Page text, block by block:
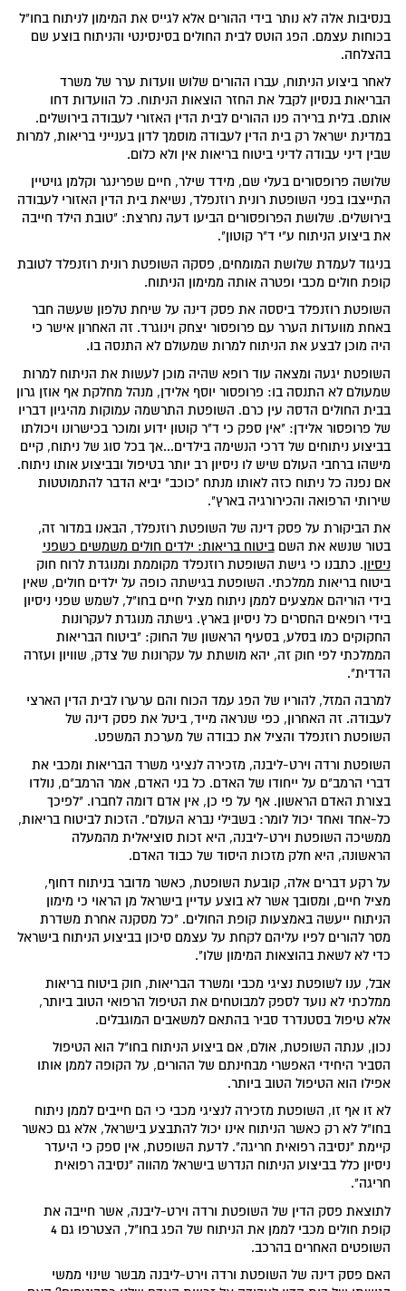
בנסיבות אלה לא נותר בידי ההורים אלא לגייס את המימון לניתוח בחו"ל
בכוחות עצמם. הפג הוטס לבית החולים בסינסינטי והניתוח בוצע שם
בהצלחה.
לאחר ביצוע הניתוח, עברו ההורים שלוש וועדות ערר של משרד
הבריאות בנסיון לקבל את החזר הוצאות הניתוח. כל הוועדות דחו
אותם. בלית ברירה פנו ההורים לבית הדין האזורי לעבודה בירושלים.
במדינת ישראל רק בית הדין לעבודה מוסמך לדון בענייני בריאות, למרות
שבין דיני עבודה לדיני ביטוח בריאות אין ולא כלום.
שלושה פרופסורים בעלי שם, מידד שילר, חיים שפרינגר וקלמן גויטיין
התייצבו בפני השופטת רונית רוזנפלד, נשיאת בית הדין האזורי לעבודה
בירושלים. שלושת הפרופסורים הביעו דעה נחרצת: "טובת הילד חייבה
את ביצוע הניתוח ע"י ד"ר קוטון".
בניגוד לעמדת שלושת המומחים, פסקה השופטת רונית רוזנפלד לטובת
קופת חולים מכבי ופטרה אותה ממימון הניתוח.
השופטת רוזנפלד ביססה את פסק דינה על שיחת טלפון שעשה חבר
באחת מוועדות הערר עם פרופסור יצחק וינוגרד. זה האחרון אישר כי
היה מוכן לבצע את הניתוח למרות שמעולם לא התנסה בו.
השופטת יגעה ומצאה עוד רופא שהיה מוכן לעשות את הניתוח למרות
שמעולם לא התנסה בו: פרופסור יוסף אלידן, מנהל מחלקת אף אוזן גרון
בבית החולים הדסה עין כרם. השופטת התרשמה עמוקות מהיגיון דבריו
של פרופסור אלידן: "אין ספק כי ד"ר קוטון ידוע ומוכר בכישרונו ויכולתו
בביצוע ניתוחים של דרכי הנשימה בילדים...אך בכל סוג של ניתוח, קיים
מישהו ברחבי העולם שיש לו ניסיון רב יותר בטיפול ובביצוע אותו ניתוח.
אם נפנה כל ניתוח כזה לאותו מנתח "כוכב" יביא הדבר להתמוטטות
שירותי הרפואה והכירורגיה בארץ".
את הביקורת על פסק דינה של השופטת רוזנפלד, הבאנו במדור זה,
בטור שנשא את השםביטוח בריאות: ילדים חולים משמשים כשפני
ניסיון. כתבנו כי גישת השופטת רוזנפלד מקוממת ומנוגדת לרוח חוק
ביטוח בריאות ממלכתי. השופטת בגישתה כופה על ילדים חולים, שאין
בידי הוריהם אמצעים לממן ניתוח מציל חיים בחו"ל, לשמש שפני ניסיון
בידי רופאים החסרים כל ניסיון בארץ. גישתה מנוגדת לעקרונות
החקוקים כמו בסלע, בסעיף הראשון של החוק: "ביטוח הבריאות
הממלכתי לפי חוק זה, יהא מושתת על עקרונות של צדק, שוויון ועזרה
הדדית".
למרבה המזל, להוריו של הפג עמד הכוח והם ערערו לבית הדין הארצי
לעבודה. זה האחרון, כפי שנראה מייד, ביטל את פסק דינה של
השופטת רוזנפלד והציל את כבודה של מערכת המשפט.
השופטת ורדה וירט-ליבנה, מזכירה לנציגי משרד הבריאות ומכבי את
דברי הרמב"ם על ייחודו של האדם. כל בני האדם, אמר הרמב"ם, נולדו
בצורת האדם הראשון. אף על פי כן, אין אדם דומה לחברו. "לפיכך
כל-אחד ואחד יכול לומר: בשבילי נברא העולם". הזכות לביטוח בריאות,
ממשיכה השופטת וירט-ליבנה, היא זכות סוציאלית מהמעלה
הראשונה, היא חלק מזכות היסוד של כבוד האדם.
על רקע דברים אלה, קובעת השופטת, כאשר מדובר בניתוח דחוף,
מציל חיים, ומסובך אשר לא בוצע עדיין בישראל מן הראוי כי מימון
הניתוח ייעשה באמצעות קופת החולים. "כל מסקנה אחרת משדרת
מסר להורים לפיו עליהם לקחת על עצמם סיכון בביצוע הניתוח בישראל
כדי לא לשאת בהוצאות המימון שלו".
אבל, ענו לשופטת נציגי מכבי ומשרד הבריאות, חוק ביטוח בריאות
ממלכתי לא נועד לספק למבוטחים את הטיפול הרפואי הטוב ביותר,
אלא טיפול בסטנדרד סביר בהתאם למשאבים המוגבלים.
נכון, ענתה השופטת, אולם, אם ביצוע הניתוח בחו"ל הוא הטיפול
הסביר היחידי האפשרי מבחינתם של ההורים, על הקופה לממן אותו
אפילו הוא הטיפול הטוב ביותר.
לא זו אף זו, השופטת מזכירה לנציגי מכבי כי הם חייבים לממן ניתוח
בחו"ל לא רק כאשר הניתוח אינו יכול להתבצע בישראל, אלא גם כאשר
קיימת "נסיבה רפואית חריגה". לדעת השופטת, אין ספק כי היעדר
ניסיון כלל בביצוע הניתוח הנדרש בישראל מהווה "נסיבה רפואית
חריגה".
לתוצאת פסק הדין של השופטת ורדה וירט-ליבנה, אשר חייבה את
קופת חולים מכבי לממן את הניתוח של הפג בחו"ל, הצטרפו גם 4
השופטים האחרים בהרכב.
האם פסק דינה של השופטת ורדה וירט-ליבנה מבשר שינוי ממשי